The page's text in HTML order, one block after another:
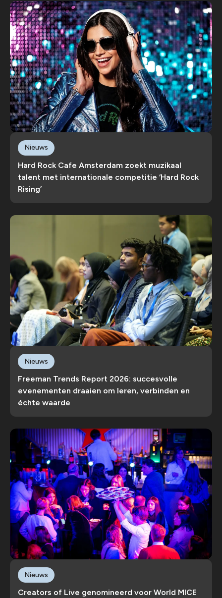
Hard Rock Cafe Amsterdam zoekt muzikaal
talent met internationale competitie ‘Hard Rock
Rising’
Nieuws
Freeman Trends Report 2026: succesvolle
evenementen draaien om leren, verbinden en
échte waarde
Nieuws
Creators of Live genomineerd voor World MICE
Nieuws